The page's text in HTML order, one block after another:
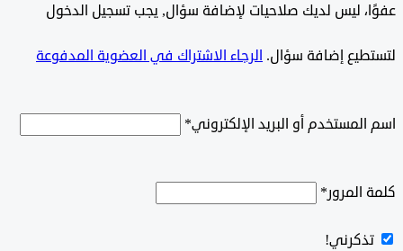
ليس لديك صلاحيات لإضافة سؤال, يجب تسجيل الدخول
إضافة سؤال.الرجاء الاشتراك في العضوية المدفوعة
أو البريد الإلكتروني*
*